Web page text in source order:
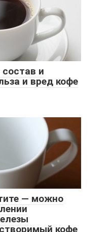
и
и вред кофе
— можно
кофе